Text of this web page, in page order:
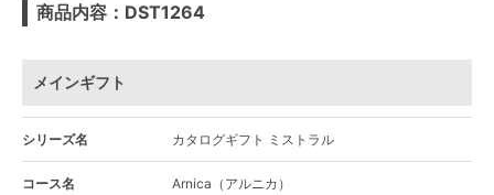
商品内容：DST1264
メインギフト
シリーズ名 カタログギフト ミストラル
コース名 Arnica（アルニカ）